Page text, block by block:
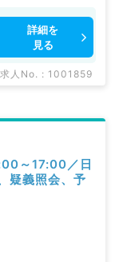
詳細を
見る
求人No. : 1001859
～17:00／日
疑義照会、予